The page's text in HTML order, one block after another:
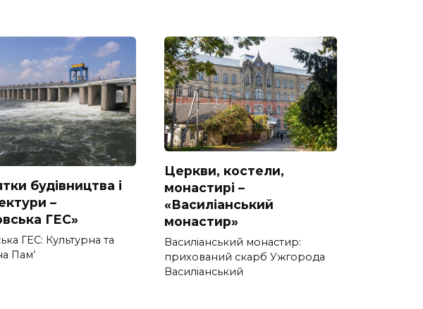
будівництва і
–
ГЕС»
ГЕС: Культурна та
Пам’
Церкви, костели,
монастирі –
«Василіанський
монастир»
Василіанський монастир:
прихований скарб Ужгорода
Василіанський